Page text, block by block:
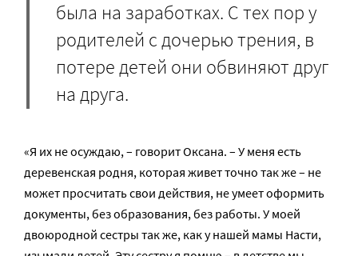
была на заработках. С тех пор у
родителей с дочерью трения, в
потере детей они обвиняют друг
на друга.
«Я их не осуждаю, – говорит Оксана. – У меня есть
деревенская родня, которая живет точно так же – не
может просчитать свои действия, не умеет оформить
документы, без образования, без работы. У моей
двоюродной сестры так же, как у нашей мамы Насти,